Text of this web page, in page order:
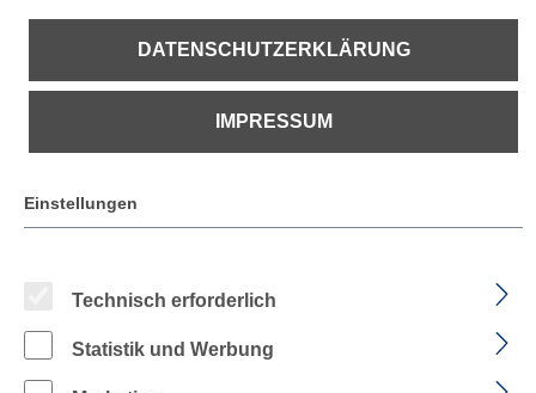
DATENSCHUTZERKLÄRUNG
IMPRESSUM
Einstellungen
Technisch erforderlich
Statistik und Werbung